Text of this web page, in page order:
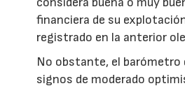
financiera de su
registrado en la anterior
No obstante, el
signos de moderado